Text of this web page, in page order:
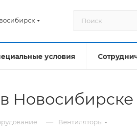
условия
Новосибирске
— Вентиляторы